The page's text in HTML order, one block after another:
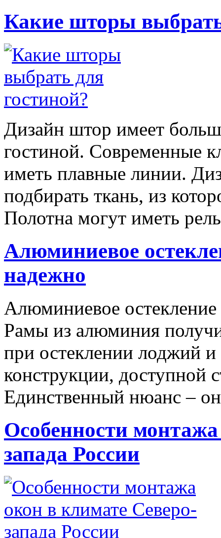
Какие шторы
Дизайн штор имеет
гостиной. Современные
иметь плавные линии.
подбирать ткань, из
Полотна могут иметь
Алюминиевое
надежно
Алюминиевое
Рамы из алюминия
при остеклении лоджий и
конструкции, доступной
Единственный нюанс –
Особенности
запада России